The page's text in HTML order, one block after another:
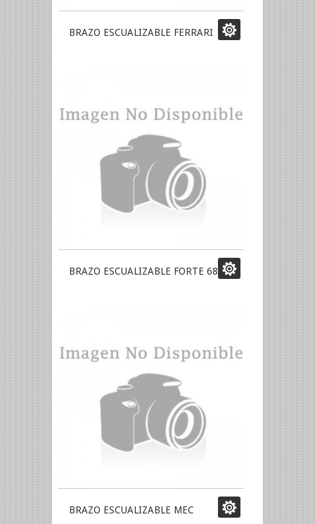
BRAZO ESCUALIZABLE FERRARI
BRAZO ESCUALIZABLE FORTE 6867
BRAZO ESCUALIZABLE MEC